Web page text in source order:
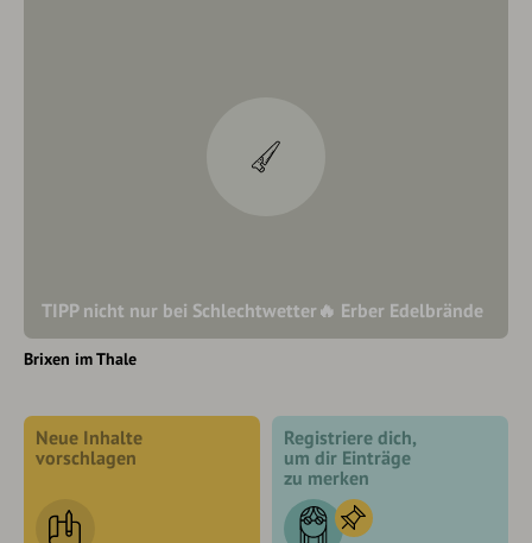
TIPP nicht nur bei Schlechtwetter🔥 Erber Edelbrände
Brixen im Thale
Neue Inhalte
vorschlagen
Registriere dich,
um dir Einträge
zu merken